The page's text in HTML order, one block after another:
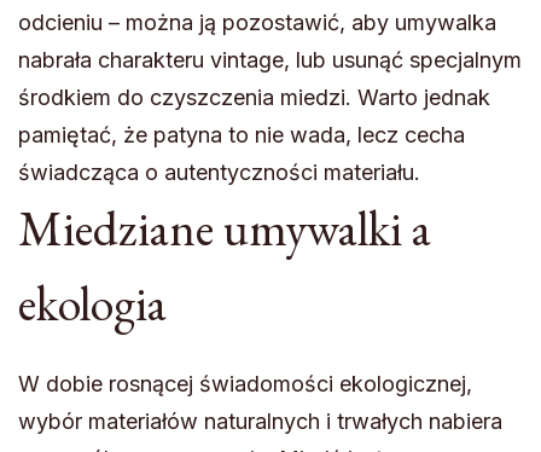
odcieniu – można ją pozostawić, aby umywalka
nabrała charakteru vintage, lub usunąć specjalnym
środkiem do czyszczenia miedzi. Warto jednak
pamiętać, że patyna to nie wada, lecz cecha
świadcząca o autentyczności materiału.
Miedziane umywalki a
ekologia
W dobie rosnącej świadomości ekologicznej,
wybór materiałów naturalnych i trwałych nabiera